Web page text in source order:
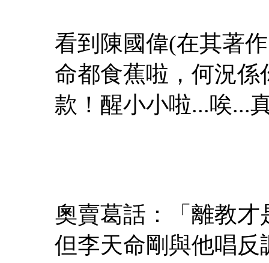
看到陳國偉(在其著
命都食蕉啦，何況
款！醒小小啦...唉...
奧賣葛話：「離教
但李天命剛與他唱反